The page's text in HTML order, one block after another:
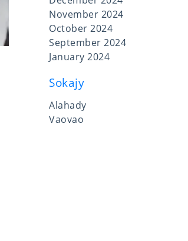
November 2024
October 2024
September 2024
January 2024
Sokajy
Alahady
Vaovao